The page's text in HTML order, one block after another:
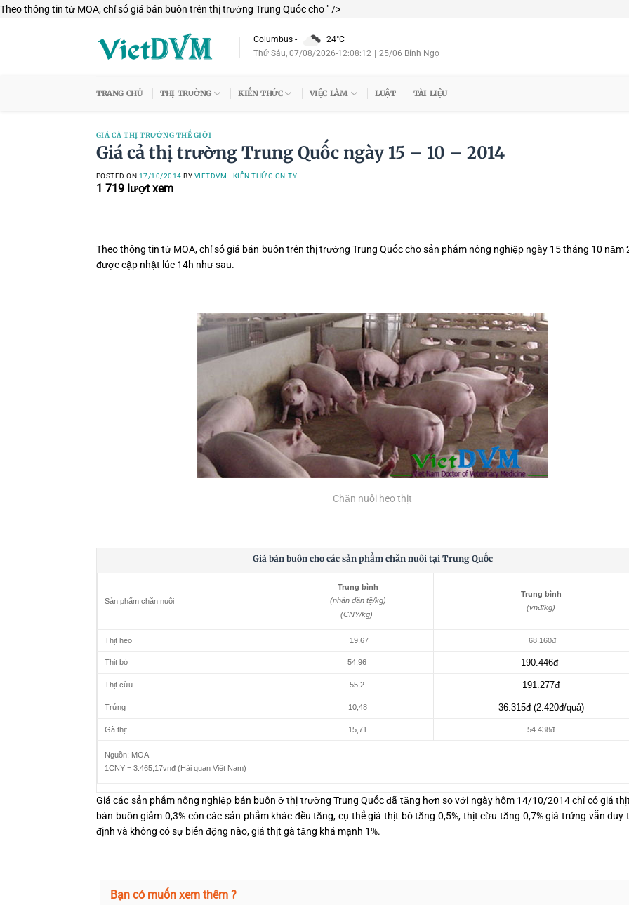
Theo thông tin từ MOA, chỉ số giá bán buôn trên thị trường Trung Quốc cho " />Skip
content
Columbus-
24°C
Thứ Sáu, 07/08/2026-12:08:13 25/06 Bính Ngọ
TRANG CHỦ THỊ TRƯỜNG KIẾN THỨC VIỆC LÀM LUẬT TÀI LIỆU
GIÁ CẢ THỊ TRƯỜNG THẾ GIỚI
Giá cả thị trường Trung Quốc ngày 15 – 10 – 2014
POSTED ON 17/10/2014 BY VIETDVM - KIẾN THỨC CN-TY
1 719 lượt xem
Theo thông tin từ MOA, chỉ số giá bán buôn trên thị trường Trung Quốc cho sản phẩm nông nghiệp ngày 15 tháng 10 năm
được cập nhật lúc 14h như sau.
Chăn nuôi heo thịt
Giá bán buôn cho các sản phẩm chăn nuôi tại Trung Quốc
Sản phẩm chăn nuôi
Trung bình
(nhân dân tệ/kg)
(CNY/kg)
Trung bình
(vnđ/kg)
Thịt heo 19,67 68.160đ
Thịt bò 54,96 190.446đ
Thịt cừu 55,2 191.277đ
Trứng 10,48 36.315đ (2.420đ/quả)
Gà thịt 15,71 54.438đ
Nguồn: MOA
1CNY = 3.465,17vnđ (Hải quan Việt Nam)
Giá các sản phẩm nông nghiệp bán buôn ở thị trường Trung Quốc đã tăng hơn so với ngày hôm 14/10/2014 chỉ có giá
bán buôn giảm 0,3% còn các sản phẩm khác đều tăng, cụ thể giá thịt bò tăng 0,5%, thịt cừu tăng 0,7% giá trứng vẫn duy
định và không có sự biến động nào, giá thịt gà tăng khá mạnh 1%.
Bạn có muốn xem thêm ?